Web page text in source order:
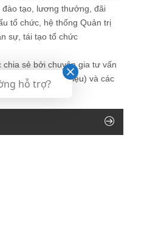
tạo, lương thưởng, đãi
tổ chức, hệ thống Quản trị
sự, tái tạo tổ chức
sẻ bởi chuyên gia tư vấn
Cường (giới thiệu) và các
Nhân sự.
hỗ trợ?